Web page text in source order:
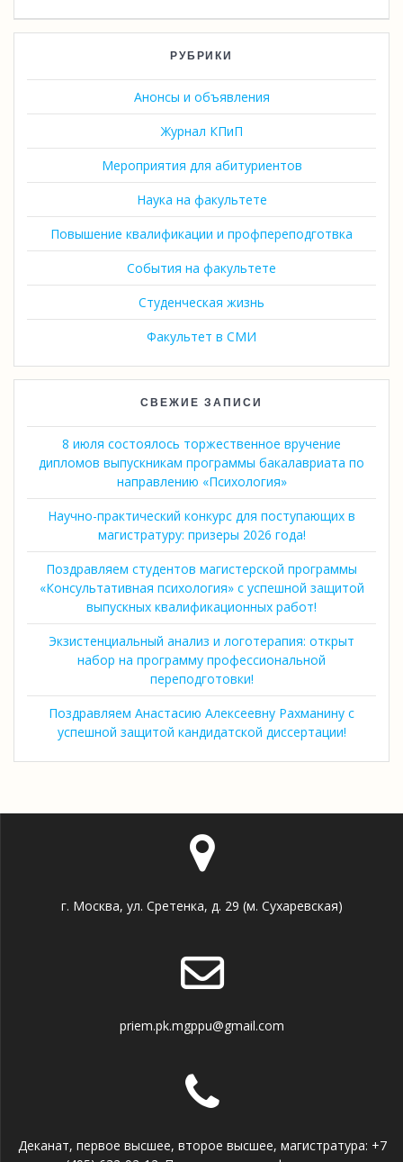
РУБРИКИ
Анонсы и объявления
Журнал КПиП
Мероприятия для абитуриентов
Наука на факультете
Повышение квалификации и профпереподготвка
События на факультете
Студенческая жизнь
Факультет в СМИ
СВЕЖИЕ ЗАПИСИ
8 июля состоялось торжественное вручение
дипломов выпускникам программы бакалавриата по
направлению «Психология»
Научно-практический конкурс для поступающих в
магистратуру: призеры 2026 года!
Поздравляем студентов магистерской программы
«Консультативная психология» с успешной защитой
выпускных квалификационных работ!
Экзистенциальный анализ и логотерапия: открыт
набор на программу профессиональной
переподготовки!
Поздравляем Анастасию Алексеевну Рахманину с
успешной защитой кандидатской диссертации!
г. Москва, ул. Сретенка, д. 29 (м. Сухаревская)
priem.pk.mgppu@gmail.com
Деканат, первое высшее, второе высшее, магистратура: +7